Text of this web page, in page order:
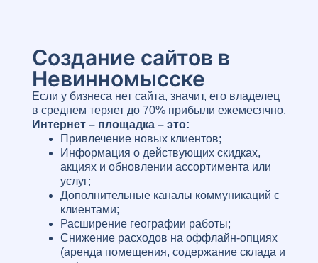
Создание сайтов в
Невинномысске
Если у бизнеса нет сайта, значит, его владелец
в среднем теряет до 70% прибыли ежемесячно.
Интернет – площадка – это:
Привлечение новых клиентов;
Информация о действующих скидках,
акциях и обновлении ассортимента или
услуг;
Дополнительные каналы коммуникаций с
клиентами;
Расширение географии работы;
Снижение расходов на оффлайн-опциях
(аренда помещения, содержание склада и